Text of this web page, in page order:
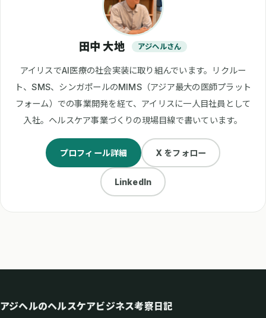
田中 大地 アジヘルさん
アイリスでAI医療の社会実装に取り組んでいます。リクルー
ト、SMS、シンガポールのMIMS（アジア最大の医師プラット
フォーム）での事業開発を経て、アイリスに一人目社員として
入社。ヘルスケア事業づくりの現場目線で書いています。
プロフィール詳細 X をフォロー
LinkedIn
アジヘルのヘルスケアビジネス考察日記